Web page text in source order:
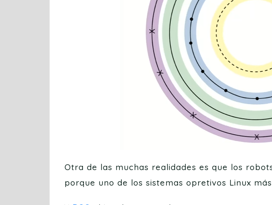
Otra de las muchas realidades es que los
porque uno de los sistemas opretivos Linux